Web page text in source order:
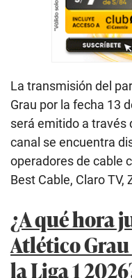
La transmisión del
Grau por la fecha 13
será emitido a través
canal se encuentra
operadores de cable
Best Cable, Claro TV,
¿A qué hora
Atlético Grau
la Liga 1